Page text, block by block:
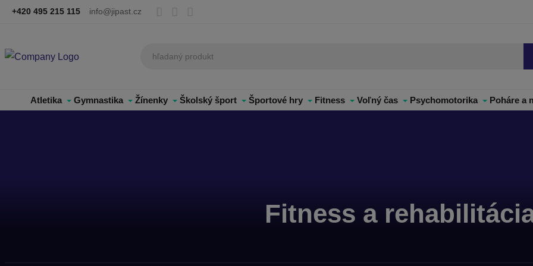
+420 495 215 115 info@jipast.cz
Atletika Gymnastika Žínenky Školský šport Športové hry Fitness Voľný čas Psychomotorika Poháre a
Fitness a